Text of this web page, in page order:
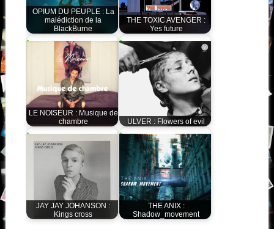
OPIUM DU PEUPLE : La
malédiction de la
BlackBurne
THE TOXIC AVENGER :
Yes future
LE NOISEUR : Musique de
chambre
ULVER : Flowers of evil
JAY JAY JOHANSON :
Kings cross
THE ANIX :
Shadow_movement